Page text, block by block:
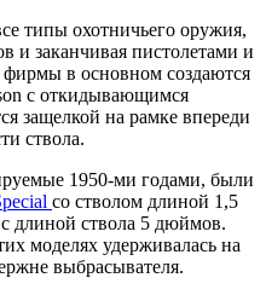
типы охотничьего оружия,
и заканчивая пистолетами и
фирмы в основном создаются
с откидывающимся
защелкой на рамке впереди
ствола.
1950-ми годами, были
со стволом длиной 1,5
с длиной ствола 5 дюймов.
моделях удерживалась на
выбрасывателя.